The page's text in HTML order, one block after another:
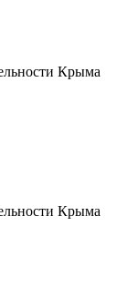
Крыма
Крыма